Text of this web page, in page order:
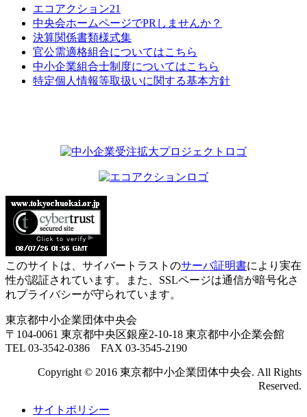
エコアクション21
中央会ホームページでPRしませんか？
決算関係書類様式集
官公需適格組合についてはこちら
中小企業組合士制度についてはこちら
特定個人情報等取扱いに関する基本方針
このサイトは、サイバートラストのサーバ証明書により実在
性が認証されています。また、SSLページは通信が暗号化さ
れプライバシーが守られています。
東京都中小企業団体中央会
〒104-0061 東京都中央区銀座2-10-18 東京都中小企業会館
TEL 03-3542-0386 FAX 03-3545-2190
Copyright © 2016 東京都中小企業団体中央会. All Rights
Reserved.
サイトポリシー